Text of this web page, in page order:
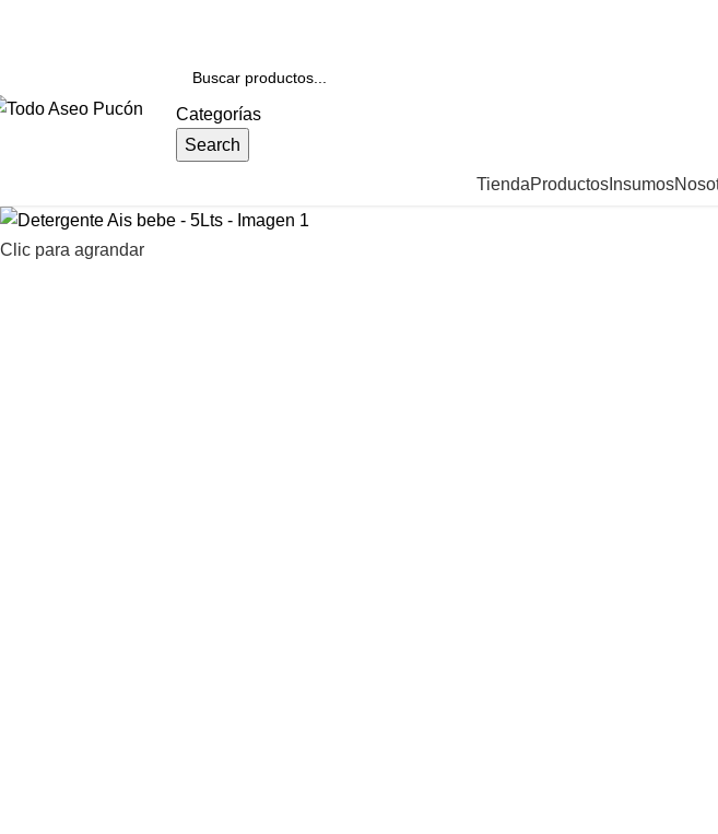
Categorías
Search
TiendaProductosInsumos
Clic para agrandar